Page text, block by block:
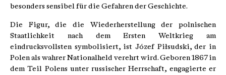
besonders sensibel für die Gefahren der Geschichte.
Die Figur, die die Wiederherstellung der polnischen
Staatlichkeit nach dem Ersten Weltkrieg am
eindrucksvollsten symbolisiert, ist Józef Piłsudski, der in
Polen als wahrer Nationalheld verehrt wird. Geboren 1867 in
dem Teil Polens unter russischer Herrschaft, engagierte er